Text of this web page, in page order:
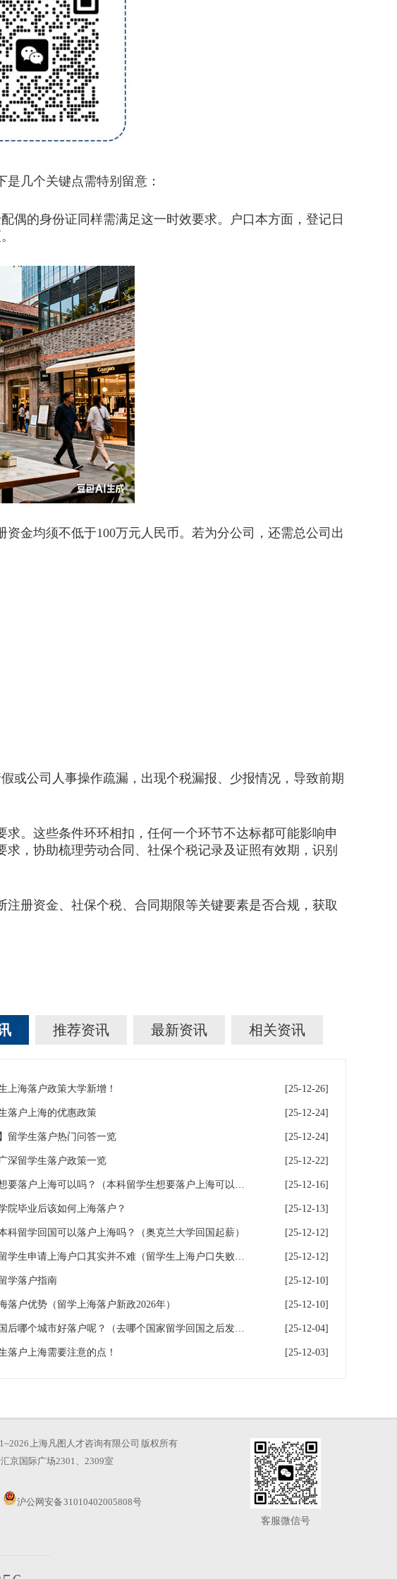
几个关键点需特别留意：
的身份证同样需满足这一时效要求。户口本方面，登记日
金均须不低于100万元人民币。若为分公司，还需总公司出
公司人事操作疏漏，出现个税漏报、少报情况，导致前期
。这些条件环环相扣，任何一个环节不达标都可能影响申
，协助梳理劳动合同、社保个税记录及证照有效期，识别
册资金、社保个税、合同期限等关键要素是否合规，获取
推荐资讯 最新资讯 相关资讯
上海落户政策大学新增！ [25-12-26]
落户上海的优惠政策 [25-12-24]
留学生落户热门问答一览 [25-12-24]
深留学生落户政策一览 [25-12-22]
本科留学生想要落户上海可以吗？（本科留学生想要落户上海可以吗现在） [25-12-16]
院毕业后该如何上海落户？ [25-12-13]
科留学回国可以落户上海吗？（奥克兰大学回国起薪） [25-12-12]
案例分析！留学生申请上海户口其实并不难（留学生上海户口失败：留学生落户上海） [25-12-12]
学落户指南 [25-12-10]
落户优势（留学上海落户新政2026年） [25-12-10]
出国留学回国后哪个城市好落户呢？（去哪个国家留学回国之后发展最好） [25-12-04]
落户上海需要注意的点！ [25-12-03]
上海凡图人才咨询有限公司 版权所有
京国际广场2301、2309室
沪公网安备 31010402005808号
客服微信号